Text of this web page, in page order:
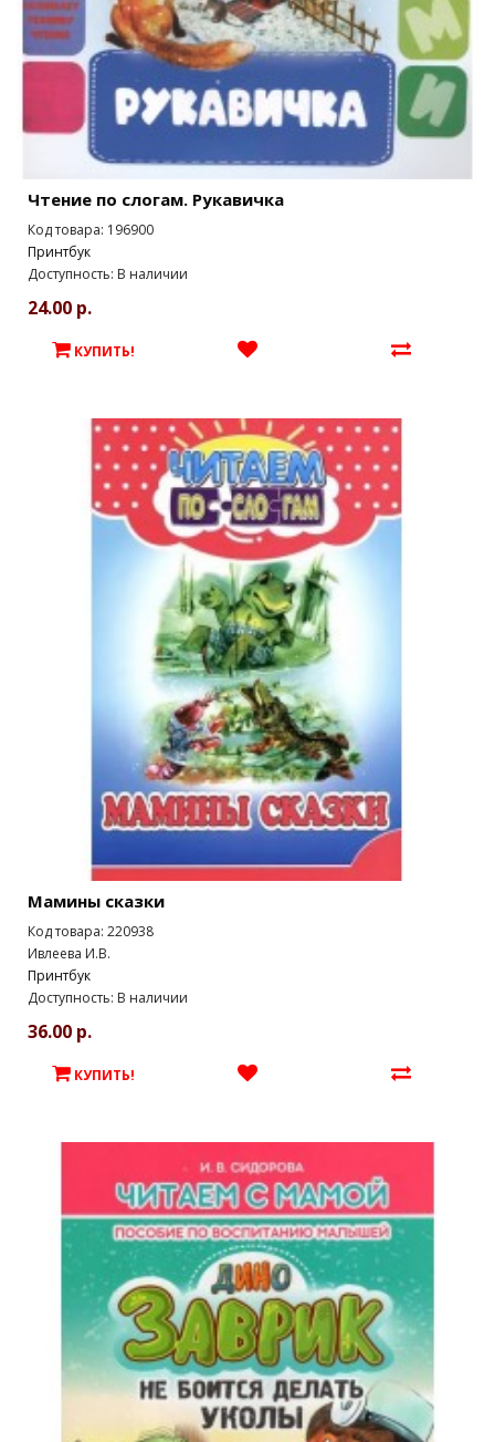
Чтение по слогам. Рукавичка
Код товара: 196900
Принтбук
Доступность: В наличии
24.00 р.
КУПИТЬ!
Мамины сказки
Код товара: 220938
Ивлеева И.В.
Принтбук
Доступность: В наличии
36.00 р.
КУПИТЬ!